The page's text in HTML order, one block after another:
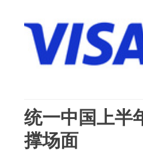
统一中国上半
撑场面